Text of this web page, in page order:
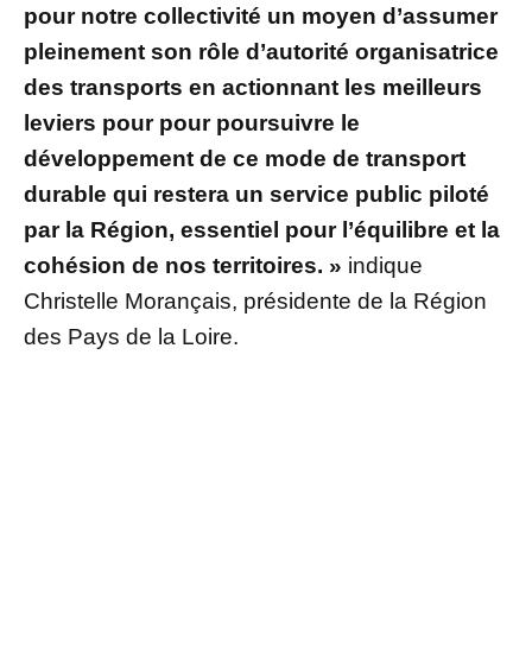
pour notre collectivité un moyen d’assumer
pleinement son rôle d’autorité organisatrice
des transports en actionnant les meilleurs
leviers pour pour poursuivre le
développement de ce mode de transport
durable qui restera un service public piloté
par la Région, essentiel pour l’équilibre et la
cohésion de nos territoires. » indique
Christelle Morançais, présidente de la Région
des Pays de la Loire.